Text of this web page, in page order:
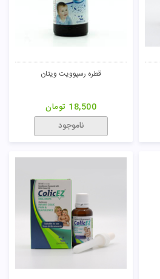
قطره رسپوویت ویتان
18,500 تومان
ناموجود